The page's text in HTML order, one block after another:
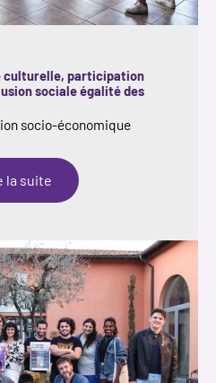
participation
sociale égalité des
socio-économique
la suite
Swap
not